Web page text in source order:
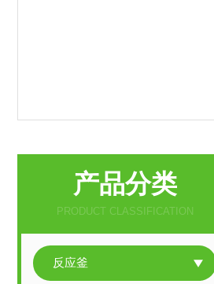
产品分类
PRODUCT CLASSIFICATION
反应釜